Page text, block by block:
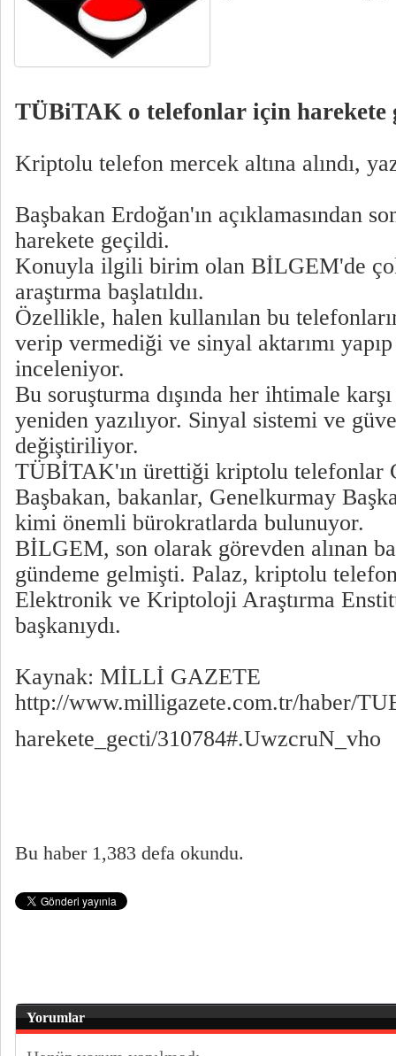
TÜBiTAK o telefonlar için harekete
Kriptolu telefon mercek altına alındı,
Başbakan Erdoğan'ın açıklamasından
harekete geçildi.
Konuyla ilgili birim olan BİLGEM'de
araştırma başlatıldıı.
Özellikle, halen kullanılan bu
verip vermediği ve sinyal aktarımı yapıp
inceleniyor.
Bu soruşturma dışında her ihtimale
yeniden yazılıyor. Sinyal sistemi ve
değiştiriliyor.
TÜBİTAK'ın ürettiği kriptolu telefonlar
Başbakan, bakanlar, Genelkurmay
kimi önemli bürokratlarda bulunuyor.
BİLGEM, son olarak görevden alınan
gündeme gelmişti. Palaz, kriptolu
Elektronik ve Kriptoloji Araştırma
başkanıydı.
Kaynak: MİLLİ GAZETE
http://www.milligazete.com.tr/haber/
harekete_gecti/310784#.UwzcruN_vho
Bu haber 1,383 defa okundu.
Yorumlar